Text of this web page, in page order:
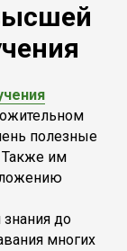
полезные
Также им
до
многих